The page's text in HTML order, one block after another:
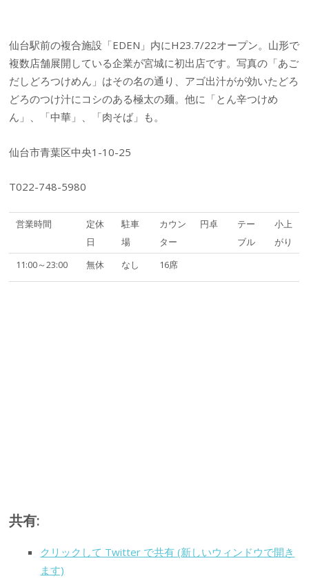
仙台駅前の複合施設「EDEN」内にH23.7/22オープン。山形で
複数店舗展開している企業が宮城に初出店です。写真の「あご
だしどろつけめん」はその名の通り、アゴ出汁がが効いたどろ
どろのつけ汁にコシのある極太の麺。他に「とん辛つけめ
ん」、「中華」、「肉そば」も。
仙台市青葉区中央1-10-25
T022-748-5980
営業時間
定休
日
駐車
場
カウン
ター
円卓
テー
ブル
小上
がり
11:00～23:00
無休 なし 16席
共有:
クリックして Twitter で共有 (新しいウィンドウで開き
ます)